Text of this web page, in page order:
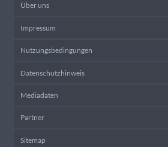
Über uns
Impressum
Nutzungsbedingungen
Datenschutzhinweis
Mediadaten
Partner
Sitemap